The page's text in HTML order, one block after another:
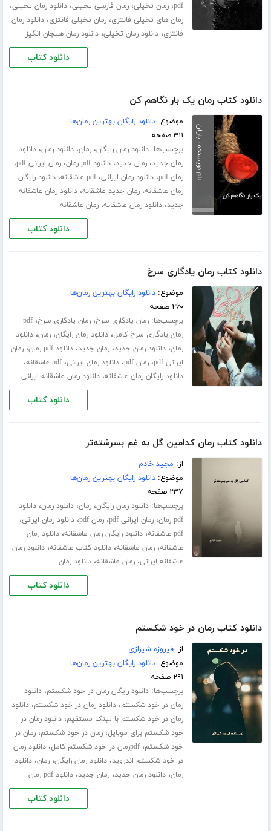
pdf،رمان تخیلی،رمان فارسی تخیلی،دانلود رمان تخیلی،
رمان های تخیلی فانتزی،رمان تخیلی فانتزی،دانلود رمان
فانتزی،دانلود رمان تخیلی،دانلود رمان هیجان انگیز
دانلود کتاب
دانلود کتاب رمان یک بار نگاهم کن
موضوع:دانلود رایگان بهترین رمان‌ها
۳۱۱ صفحه
برچسب‌ها:دانلود رمان رایگان،رمان،دانلود رمان،دانلود
رمان جدید،رمان جدید،دانلود pdf رمان ،رمان ایرانی pdf ،
رمان pdf ،دانلود رمان ایرانی،pdf عاشقانه ،دانلود رایگان
رمان عاشقانه،رمان جدید عاشقانه،دانلود رمان عاشقانه
جدید،دانلود رمان عاشقانه،رمان عاشقانه
دانلود کتاب
دانلود کتاب رمان یادگاری سرخ
موضوع:دانلود رایگان بهترین رمان‌ها
۲۶۰ صفحه
برچسب‌ها:رمان یادگاری سرخ،رمان یادگاری سرخ،pdf
رمان یادگاری سرخ کامل،دانلود رمان رایگان،رمان،دانلود
رمان،دانلود رمان جدید،رمان جدید،دانلود pdf رمان ،رمان
ایرانی pdf
،رمان pdf ،دانلود رمان ایرانی،pdf عاشقانه ،
دانلود رایگان رمان عاشقانه،دانلود رمان عاشقانه ایرانی
دانلود کتاب
دانلود کتاب رمان کدامین گل به غم بسرشته‌تر
از: مجید خادم
موضوع:دانلود رایگان بهترین رمان‌ها
۲۳۷ صفحه
برچسب‌ها:دانلود رمان رایگان،رمان،دانلود رمان،دانلود
pdf رمان
،رمان ایرانی pdf ،رمان pdf ،دانلود رمان ایرانی،
pdf عاشقانه ،دانلود رایگان رمان عاشقانه،دانلود رمان
عاشقانه،رمان عاشقانه،دانلود کتاب عاشقانه،دانلود رمان
عاشقانه ایرانی،رمان عاشقانه،دانلود رمان
دانلود کتاب
دانلود کتاب رمان در خود شکستم
از:فیروزه شیرازی
موضوع:دانلود رایگان بهترین رمان‌ها
۲۹۱ صفحه
برچسب‌ها:دانلود رایگان رمان در خود شکستم،دانلود
رمان در خود شکستم،دانلود رمان در خود شکستم،دانلود
رمان در خود شکستم با لینک مستقیم،دانلود رمان در
خود شکستم برای موبایل،رمان در خود شکستم،رمان در
خود شکستم،pdfرمان در خود شکستم کامل ،دانلود رمان
در خود شکستم اندروید،دانلود رمان رایگان،رمان،دانلود
رمان،دانلود رمان جدید،رمان جدید،دانلود pdf رمان
دانلود کتاب